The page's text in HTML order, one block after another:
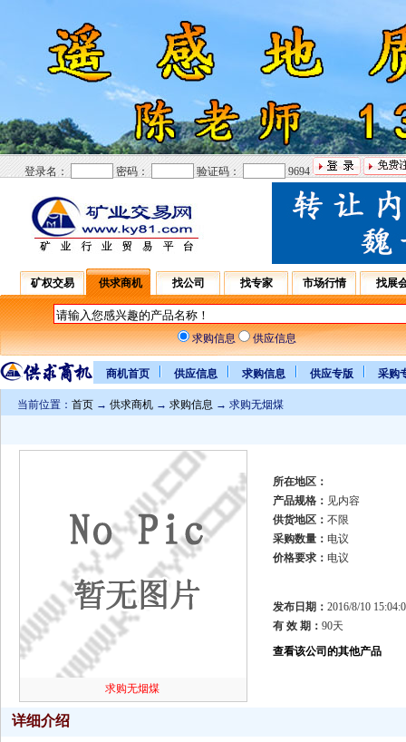
登录名： 密码： 验证码： 9694
矿权交易 供求商机 找公司 找专家 市场行情 找展
求购信息 供应信息
商机首页 供应信息 求购信息 供应专版 采购
当前位置： 首页 → 供求商机 → 求购信息 → 求购无烟煤
求购无烟煤
所在地区：
产品规格： 见内容
供货地区： 不限
采购数量： 电议
价格要求： 电议
发布日期： 2016/8/10
有 效 期： 90天
查看该公司的其他产品
详细介绍